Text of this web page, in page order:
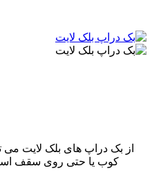
از بک دراپ های بلک لایت می
کوب یا حتی روی سقف